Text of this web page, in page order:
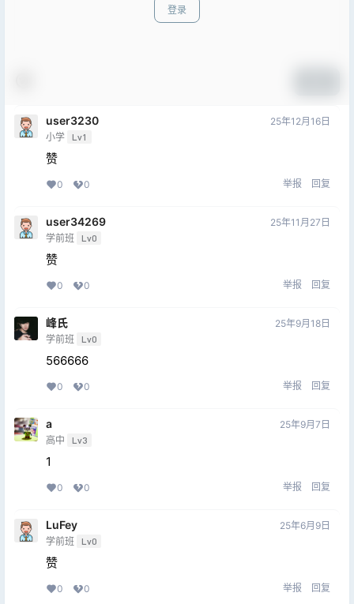
登录
user3230
小学 Lv1
25年12月16日
赞
0 0 举报 回复
user34269
学前班 Lv0
25年11月27日
赞
0 0 举报 回复
峰氏
学前班 Lv0
25年9月18日
566666
0 0 举报 回复
a
高中 Lv3
25年9月7日
1
0 0 举报 回复
LuFey
学前班 Lv0
25年6月9日
赞
0 0 举报 回复